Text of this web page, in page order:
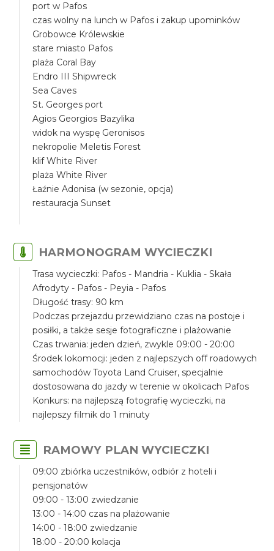
port w Pafos
czas wolny na lunch w Pafos i zakup upominków
Grobowce Królewskie
stare miasto Pafos
plaża Coral Bay
Endro III Shipwreck
Sea Caves
St. Georges port
Agios Georgios Bazylika
widok na wyspę Geronisos
nekropolie Meletis Forest
klif White River
plaża White River
Łaźnie Adonisa (w sezonie, opcja)
restauracja Sunset
HARMONOGRAM WYCIECZKI
Trasa wycieczki: Pafos - Mandria - Kuklia - Skała
Afrodyty - Pafos - Peyia - Pafos
Długość trasy: 90 km
Podczas przejazdu przewidziano czas na postoje i
posiłki, a także sesje fotograficzne i plażowanie
Czas trwania: jeden dzień, zwykle 09:00 - 20:00
Środek lokomocji: jeden z najlepszych off roadowych
samochodów Toyota Land Cruiser, specjalnie
dostosowana do jazdy w terenie w okolicach Pafos
Konkurs: na najlepszą fotografię wycieczki, na
najlepszy filmik do 1 minuty
RAMOWY PLAN WYCIECZKI
09:00 zbiórka uczestników, odbiór z hoteli i
pensjonatów
09:00 - 13:00 zwiedzanie
13:00 - 14:00 czas na plażowanie
14:00 - 18:00 zwiedzanie
18:00 - 20:00 kolacja